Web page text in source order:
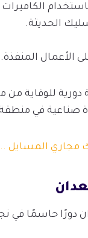
الكاميرات
الحديثة.
الأعمال المنفذة.
دورية للوقاية
صناعية في
المسايل ..
دورًا حاسمًا في